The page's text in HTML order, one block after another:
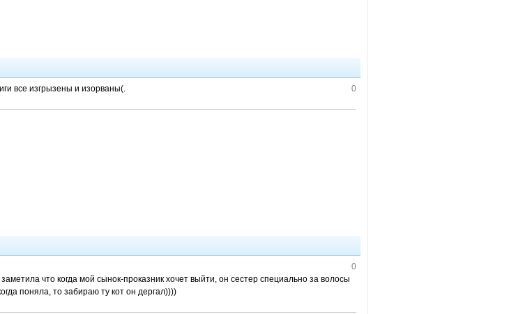
0
все изгрызены и изорваны(.
0
что когда мой сынок-проказник хочет выйти, он сестер специально за волосы
поняла, то забираю ту кот он дергал))))